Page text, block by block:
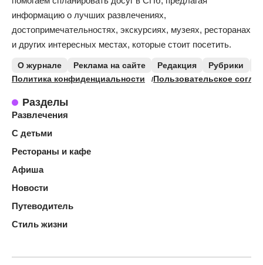
информацию о лучших развлечениях,
достопримечательностях, экскурсиях, музеях, ресторанах
и других интересных местах, которые стоит посетить.
О журнале Реклама на сайте Редакция Рубрики
Политика конфиденциальности
Пользовательское
Разделы
Развлечения
С детьми
Рестораны и кафе
Афиша
Новости
Путеводитель
Стиль жизни